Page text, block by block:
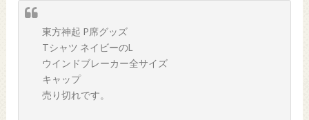
東方神起 P席グッズ
Tシャツ ネイビーのL
ウインドブレーカー全サイズ
キャップ
売り切れです。